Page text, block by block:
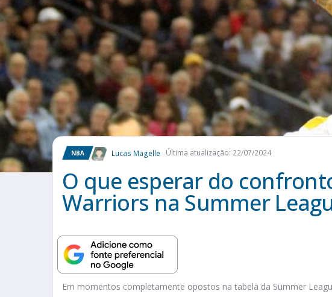
NBA Lucas Magelle Última atualização: 22/07/2024
O que esperar do
Warriors na Summer
Em momentos completamente opostos na tabela da Summer